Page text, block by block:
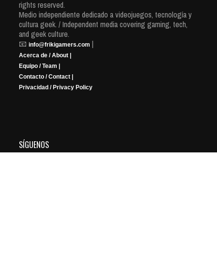
rights reserved.
Medio independiente dedicado a videojuegos, tecnología y
cultura geek. / Independent media covering gaming, tech,
and geek culture.
📧 info@frikigamers.com |
Acerca de / About |
Equipo / Team |
Contacto / Contact |
Privacidad / Privacy Policy
SÍGUENOS